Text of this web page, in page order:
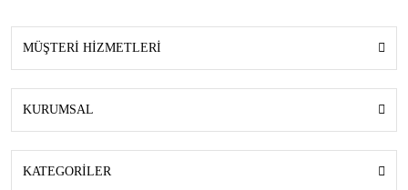
MÜŞTERİ HİZMETLERİ
KURUMSAL
KATEGORİLER